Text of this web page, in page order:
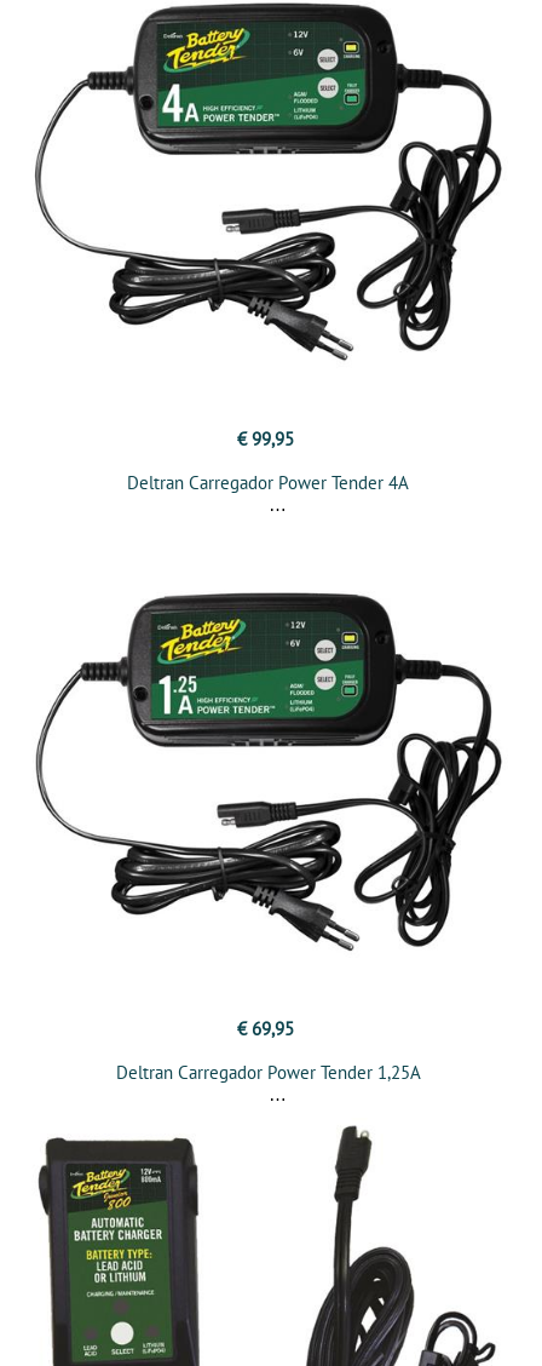
€ 99,95
Deltran Carregador Power Tender 4A
€ 69,95
Deltran Carregador Power Tender 1,25A